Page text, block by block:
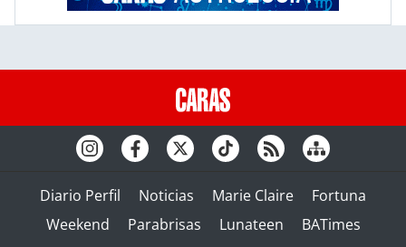
Diario Perfil Noticias Marie Claire
Fortuna
Weekend
Parabrisas Lunateen BATimes